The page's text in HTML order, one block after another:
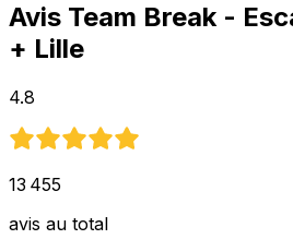
Avis Team Break -
+ Lille
4.8
13 455
avis au total